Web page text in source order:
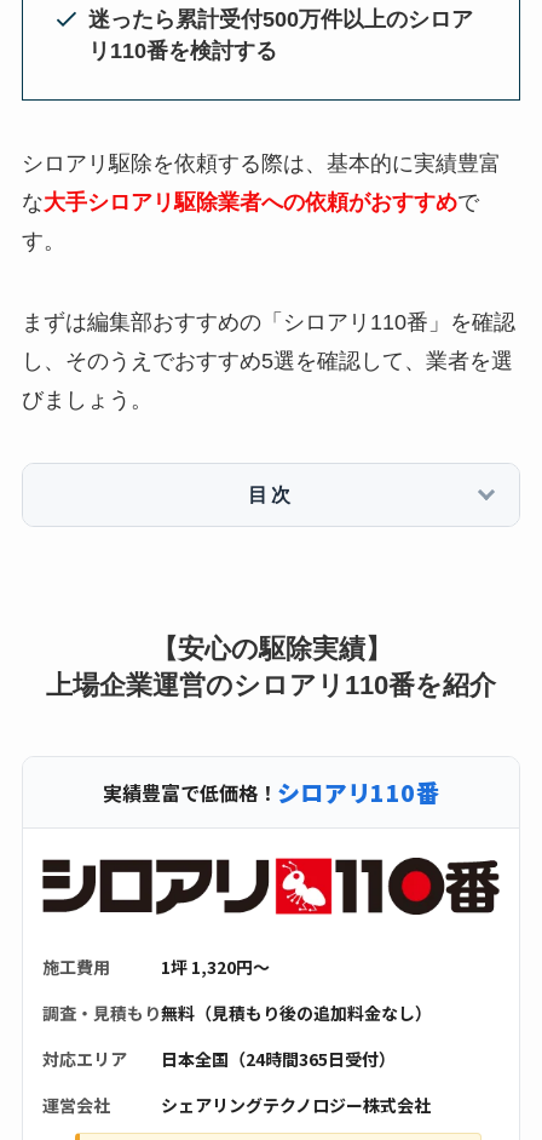
迷ったら累計受付500万件以上のシロア
リ110番を検討する
シロアリ駆除を依頼する際は、基本的に実績豊富
な大手シロアリ駆除業者への依頼がおすすめで
す。
まずは編集部おすすめの「シロアリ110番」を確認
し、そのうえでおすすめ5選を確認して、業者を選
びましょう。
目次
【安心の駆除実績】
上場企業運営のシロアリ110番を紹介
実績豊富で低価格！ シロアリ110番
施工費用
1坪 1,320円〜
調査・見積もり無料（見積もり後の追加料金なし）
対応エリア
日本全国（24時間365日受付）
運営会社
シェアリングテクノロジー株式会社